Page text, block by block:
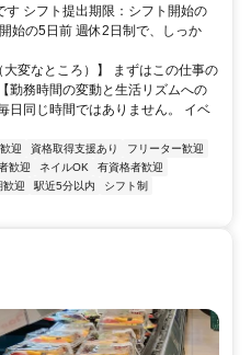
シフト提出期限：シフト開始の
始の5日前 週休2日制で、しっか
変なところ）】 まずはこの仕事の
勤務時間の変動と生活リズムへの
日同じ時間ではありません。 イベ
迎 資格取得支援あり
フリーター歓迎
歓迎 ネイルOK
有資格者歓迎
歓迎 駅近5分以内
シフト制